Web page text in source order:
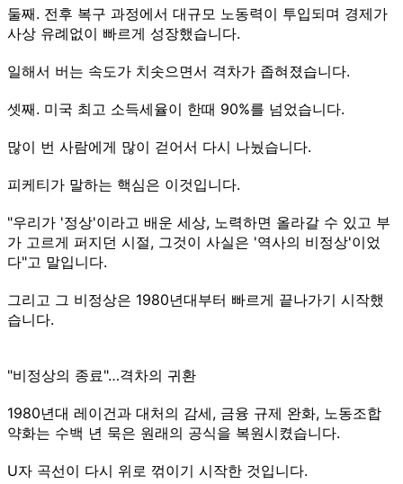
둘째. 전후 복구 과정에서 대규모 노동력이 투입되며 경제가
사상 유례없이 빠르게 성장했습니다.
일해서 버는 속도가 치솟으면서 격차가 좁혀졌습니다.
셋째. 미국 최고 소득세율이 한때 90%를 넘었습니다.
많이 번 사람에게 많이 걷어서 다시 나눴습니다.
피케티가 말하는 핵심은 이것입니다.
"우리가 '정상'이라고 배운 세상, 노력하면 올라갈 수 있고 부
가 고르게 퍼지던 시절, 그것이 사실은 '역사의 비정상'이었
다"고 말입니다.
그리고 그 비정상은 1980년대부터 빠르게 끝나가기 시작했
습니다.
"비정상의 종료"…격차의 귀환
1980년대 레이건과 대처의 감세, 금융 규제 완화, 노동조합
약화는 수백 년 묵은 원래의 공식을 복원시켰습니다.
U자 곡선이 다시 위로 꺾이기 시작한 것입니다.